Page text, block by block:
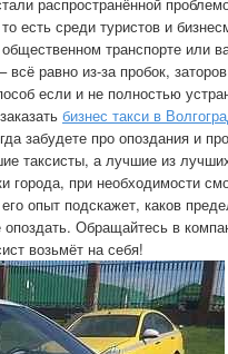
есть среди туристов и
транспорте или
равно из-за пробок,
если и не полностью
бизнес такси в
забудете про опоздания и
таксисты, а лучшие из
города, при необходимости
опыт подскажет, каков
Обращайтесь в
возьмёт на себя!